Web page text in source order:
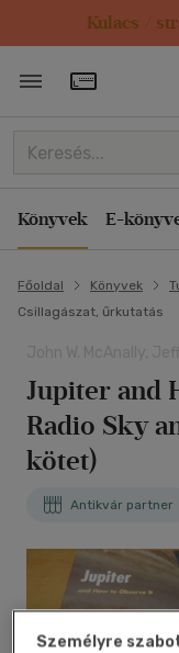
Kulacs /
Könyvek E-
Főoldal Könyvek
Csillagászat, űrkutatás
Jupiter and
Radio Sky
kötet)
Antikvár partner
Személyre